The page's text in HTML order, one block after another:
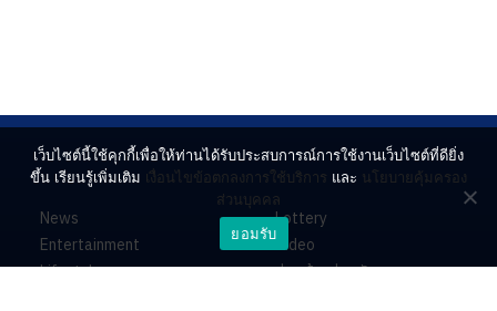
News
Entertainment
Lifestyle
Lottery
Video
ร่วมด้วยช่วยกัน
เว็บไซต์นี้ใช้คุกกี้เพื่อให้ท่านได้รับประสบการณ์การใช้งานเว็บไซต์ที่ดียิ่ง
ขึ้น เรียนรู้เพิ่มเติม เงื่อนไขข้อตกลงการใช้บริการ และ นโยบายคุ้มครอง
ส่วนบุคคล
ยอมรับ